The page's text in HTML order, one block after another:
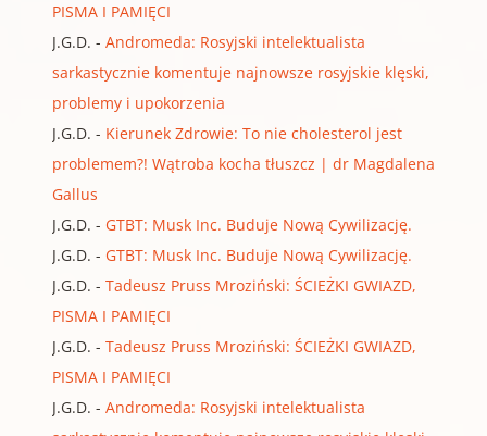
PISMA I PAMIĘCI
J.G.D. - Andromeda: Rosyjski intelektualista
sarkastycznie komentuje najnowsze rosyjskie klęski,
problemy i upokorzenia
J.G.D. - Kierunek Zdrowie: To nie cholesterol jest
problemem?! Wątroba kocha tłuszcz | dr Magdalena
Gallus
J.G.D. - GTBT: Musk Inc. Buduje Nową Cywilizację.
J.G.D. - GTBT: Musk Inc. Buduje Nową Cywilizację.
J.G.D. - Tadeusz Pruss Mroziński: ŚCIEŻKI GWIAZD,
PISMA I PAMIĘCI
J.G.D. - Tadeusz Pruss Mroziński: ŚCIEŻKI GWIAZD,
PISMA I PAMIĘCI
J.G.D. - Andromeda: Rosyjski intelektualista